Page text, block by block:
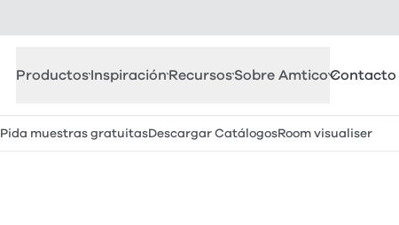
ProductosInspiraciónRecursosSobre AmticoContacto
Pida muestras gratuitasDescargar CatálogosRoom visualiser